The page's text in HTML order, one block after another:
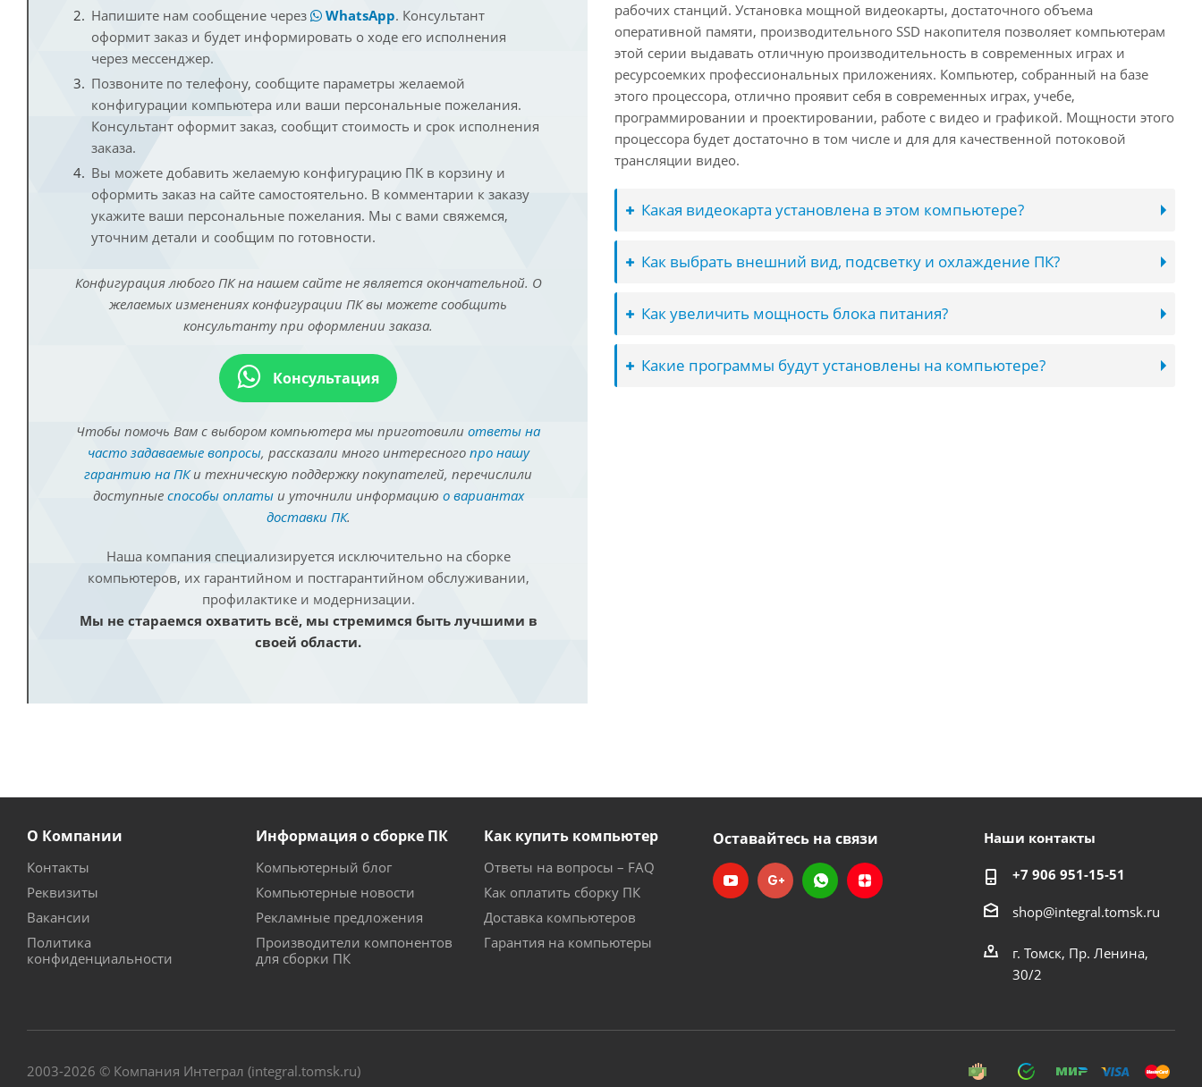
Напишите нам сообщение через
WhatsApp. Консультант
оформит заказ и будет информировать о ходе его исполнения
через мессенджер.
Позвоните по телефону, сообщите параметры желаемой
конфигурации компьютера или ваши персональные пожелания.
Консультант оформит заказ, сообщит стоимость и срок исполнения
заказа.
Вы можете добавить желаемую конфигурацию ПК в корзину и
оформить заказ на сайте самостоятельно. В комментарии к заказу
укажите ваши персональные пожелания. Мы с вами свяжемся,
уточним детали и сообщим по готовности.
Конфигурация любого ПК на нашем сайте не является окончательной. О
желаемых изменениях конфигурации ПК вы можете сообщить
консультанту при оформлении заказа.
Консультация
Чтобы помочь Вам с выбором компьютера мы приготовили ответы на
часто задаваемые вопросы, рассказали много интересного про нашу
гарантию на ПКи техническую поддержку покупателей, перечислили
доступные способы оплатыи уточнили информацию о вариантах
доставки ПК.
Наша компания специализируется исключительно на сборке
компьютеров, их гарантийном и постгарантийном обслуживании,
профилактике и модернизации.
Мы не стараемся охватить всё, мы стремимся быть лучшими в
своей области.
рабочих станций. Установка мощной видеокарты, достаточного объема
оперативной памяти, производительного SSD накопителя позволяет компьютерам
этой серии выдавать отличную производительность в современных играх и
ресурсоемких профессиональных приложениях. Компьютер, собранный на базе
этого процессора, отлично проявит себя в современных играх, учебе,
программировании и проектировании, работе с видео и графикой. Мощности этого
процессора будет достаточно в том числе и для для качественной потоковой
трансляции видео.
Какая видеокарта установлена в этом компьютере?
Как выбрать внешний вид, подсветку и охлаждение ПК?
Как увеличить мощность блока питания?
Какие программы будут установлены на компьютере?
О Компании
Контакты
Реквизиты
Вакансии
Политика
конфиденциальности
Информация о сборке ПК
Компьютерный блог
Компьютерные новости
Рекламные предложения
Производители компонентов
для сборки ПК
Как купить компьютер
Ответы на вопросы – FAQ
Как оплатить сборку ПК
Доставка компьютеров
Гарантия на компьютеры
Оставайтесь на связи Наши контакты
+7 906 951-15-51
shop@integral.tomsk.ru
г. Томск, Пр. Ленина,
30/2
2003-2026 © Компания Интеграл (integral.tomsk.ru)